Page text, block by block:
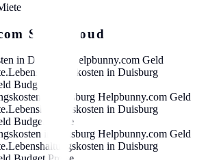
SEO Cloud
in Duisburg Helpbunny.com Geld
.Lebenshaltungskosten in Duisburg
Budget Preise
in Duisburg Helpbunny.com Geld
.Lebenshaltungskosten in Duisburg
Budget Preise
in Duisburg Helpbunny.com Geld
.Lebenshaltungskosten in Duisburg